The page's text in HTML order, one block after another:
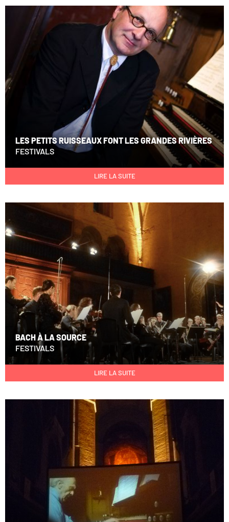
LES PETITS RUISSEAUX FONT LES GRANDES RIVIÈRES
FESTIVALS
LIRE LA SUITE
BACH À LA SOURCE
FESTIVALS
LIRE LA SUITE